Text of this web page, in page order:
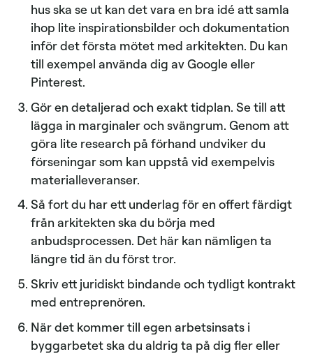
hus ska se ut kan det vara en bra idé att samla
ihop lite inspirationsbilder och dokumentation
inför det första mötet med arkitekten. Du kan
till exempel använda dig av Google eller
Pinterest.
Gör en detaljerad och exakt tidplan. Se till att
lägga in marginaler och svängrum. Genom att
göra lite research på förhand undviker du
förseningar som kan uppstå vid exempelvis
materialleveranser.
Så fort du har ett underlag för en offert färdigt
från arkitekten ska du börja med
anbudsprocessen. Det här kan nämligen ta
längre tid än du först tror.
Skriv ett juridiskt bindande och tydligt kontrakt
med entreprenören.
När det kommer till egen arbetsinsats i
byggarbetet ska du aldrig ta på dig fler eller